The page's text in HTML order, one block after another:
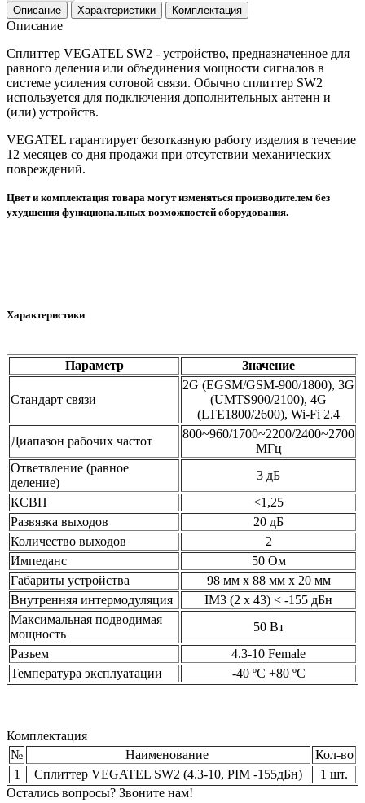
Описание
Характеристики Комплектация
Описание
Сплиттер VEGATEL SW2 - устройство, предназначенное для
равного деления или объединения мощности сигналов в
системе усиления сотовой связи. Обычно сплиттер SW2
используется для подключения дополнительных антенн и
(или) устройств.
VEGATEL гарантирует безотказную работу изделия в течение
12 месяцев со дня продажи при отсутствии механических
повреждений.
Цвет и комплектация товара могут изменяться производителем без
ухудшения функциональных возможностей оборудования.
Характеристики
Параметр Значение
Стандарт связи
2G (EGSM/GSM-900/1800), 3G
(UMTS900/2100), 4G
(LTE1800/2600), Wi-Fi 2.4
Диапазон рабочих частот
800~960/1700~2200/2400~2700
МГц
Ответвление (равное
деление)
3 дБ
КСВН
<1,25
Развязка выходов
20 дБ
Количество выходов
2
Импеданс
50 Ом
Габариты устройства
98 мм х 88 мм х 20 мм
Внутренняя интермодуляция
IM3 (2 х 43) < -155 дБн
Максимальная подводимая
мощность
50 Вт
Разъем
4.3-10 Female
Температура эксплуатации
-40 ºC +80 ºC
Комплектация
№
Наименование
Кол-во
1
Сплиттер VEGATEL SW2 (4.3-10, PIM -155дБн)
1 шт.
Остались вопросы? Звоните нам!